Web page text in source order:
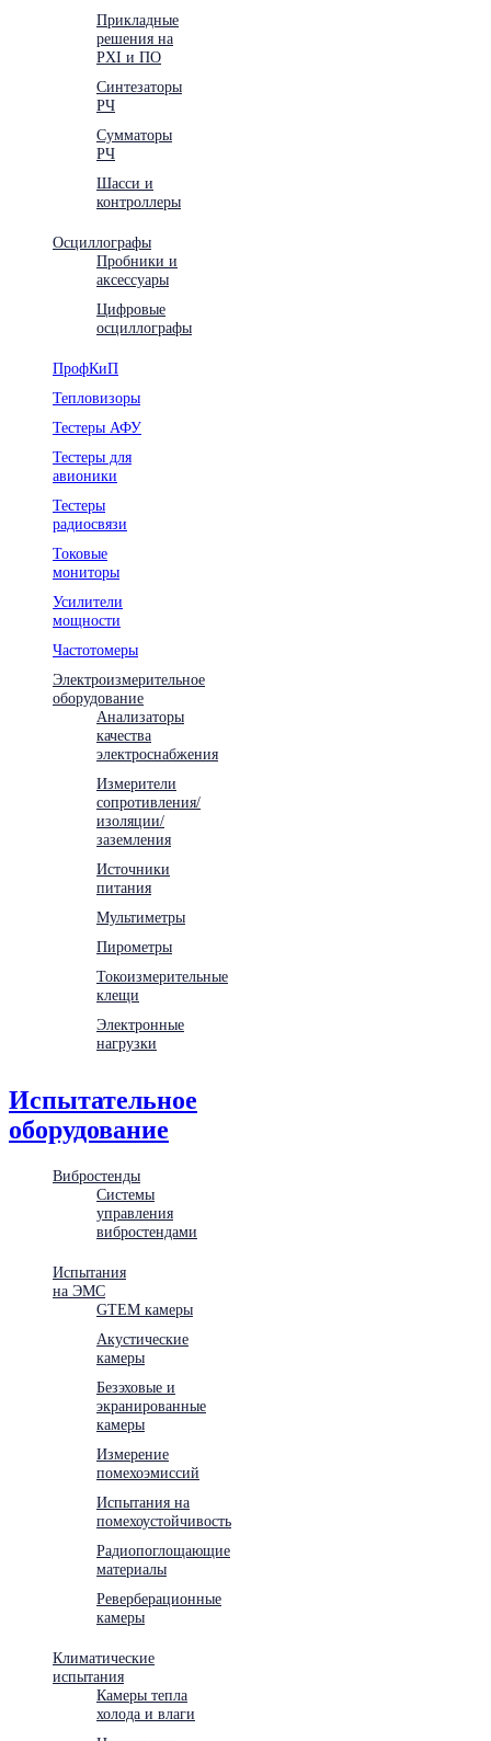
Прикладные
решения на
PXI и ПО
Синтезаторы
РЧ
Сумматоры
РЧ
Шасси и
контроллеры
Осциллографы
Пробники и
аксессуары
Цифровые
осциллографы
ПрофКиП
Тепловизоры
Тестеры АФУ
Тестеры для
авионики
Тестеры
радиосвязи
Токовые
мониторы
Усилители
мощности
Частотомеры
Электроизмерительное
оборудование
Анализаторы
качества
электроснабжения
Измерители
сопротивления/
изоляции/
заземления
Источники
питания
Мультиметры
Пирометры
Токоизмерительные
клещи
Электронные
нагрузки
Испытательное
оборудование
Вибростенды
Системы
управления
вибростендами
Испытания
на ЭМС
GTEM камеры
Акустические
камеры
Безэховые и
экранированные
камеры
Измерение
помехоэмиссий
Испытания на
помехоустойчивость
Радиопоглощающие
материалы
Реверберационные
камеры
Климатические
испытания
Камеры тепла
холода и влаги